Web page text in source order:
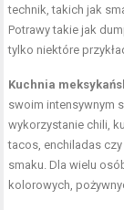
technik, takich jak
Potrawy takie jak
tylko niektóre
Kuchnia
swoim intensywnym
wykorzystanie chili,
tacos, enchiladas
smaku. Dla wielu
kolorowych,